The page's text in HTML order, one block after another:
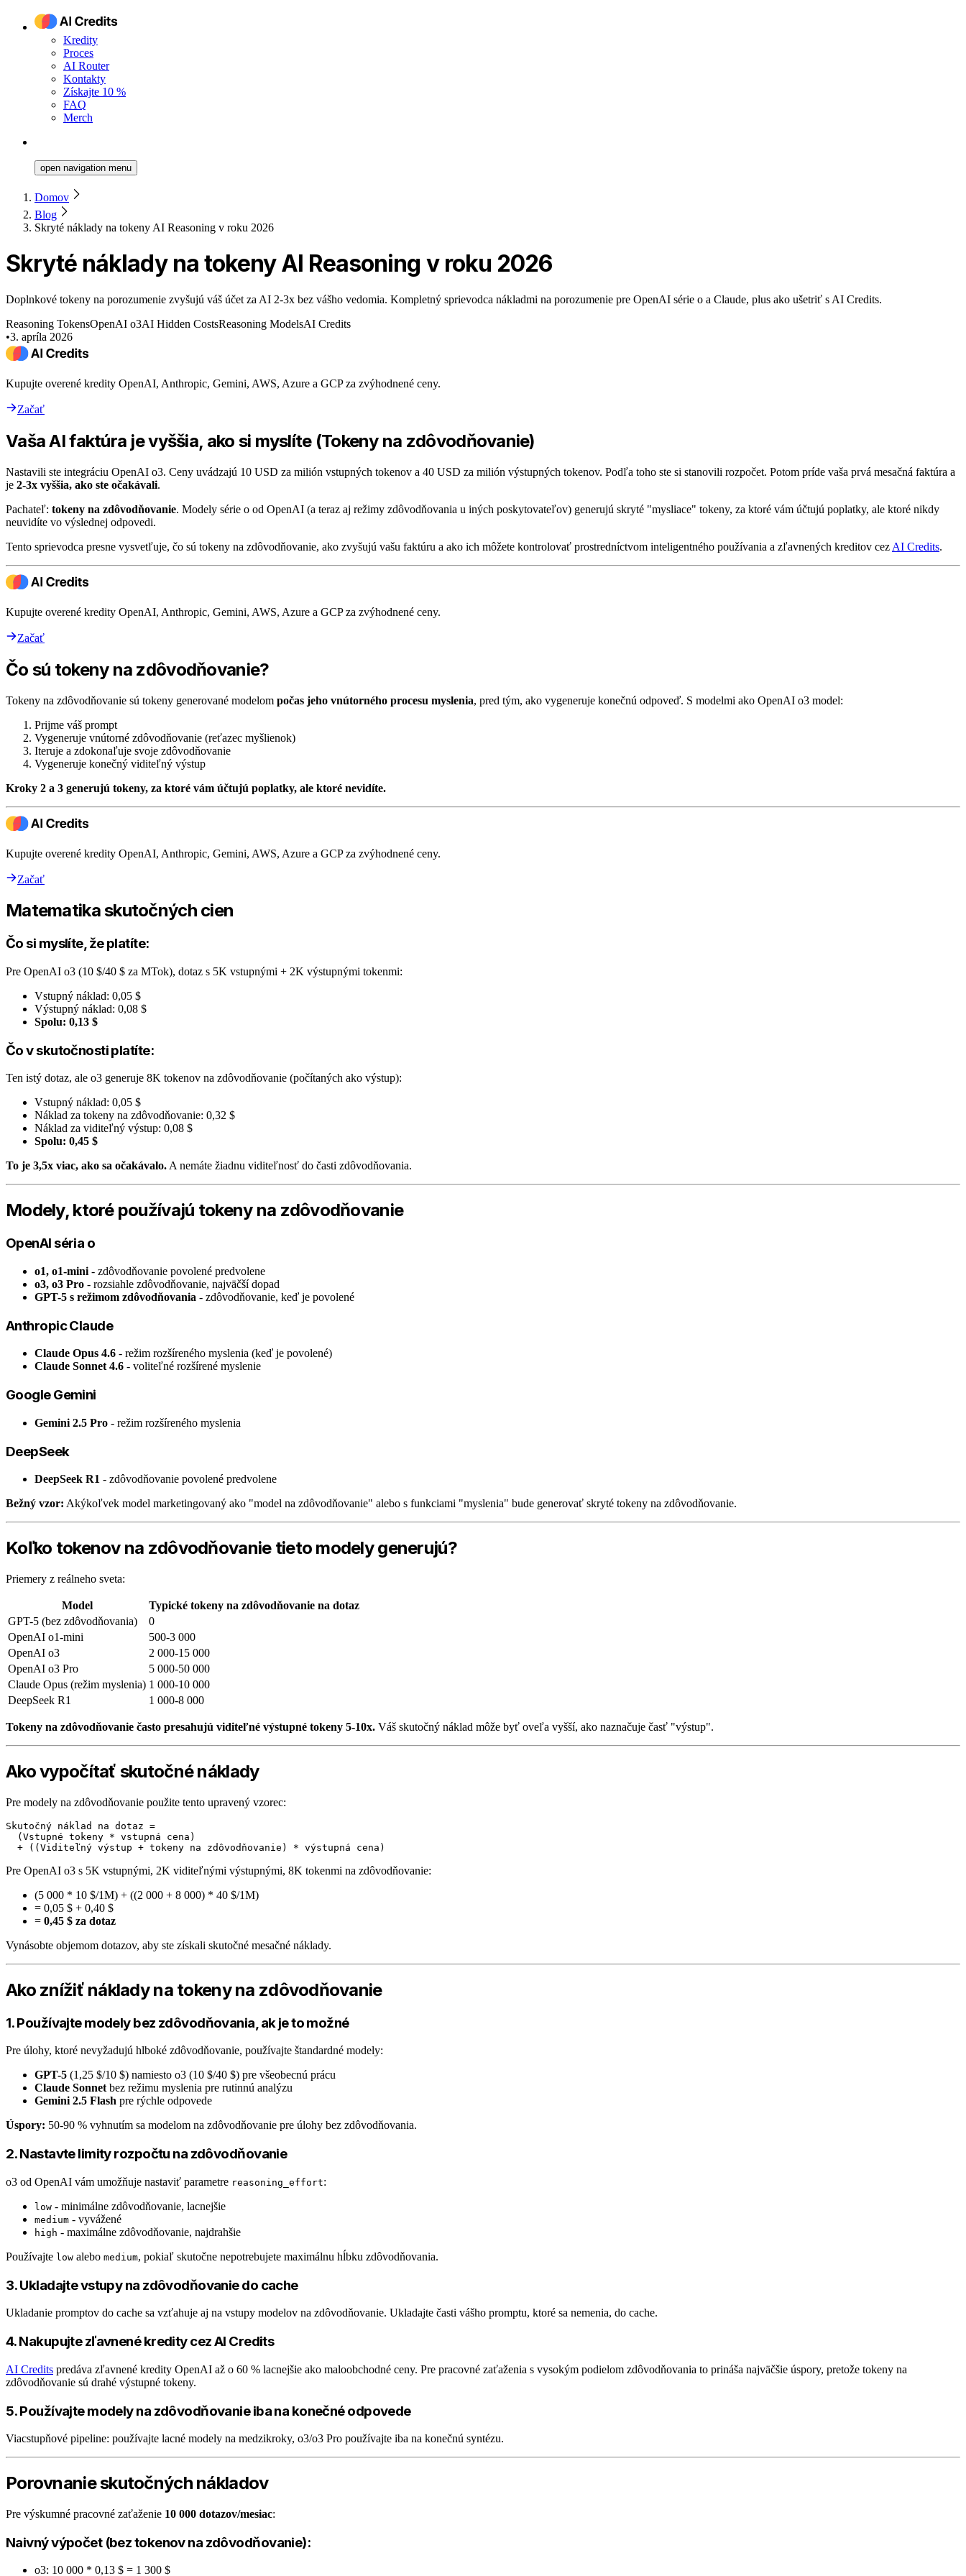
Kredity
Proces
AI Router
Kontakty
Získajte 10 %
FAQ
Merch
open navigation menu
Domov
Blog
Skryté náklady na tokeny AI Reasoning v roku 2026
Skryté náklady na tokeny AI Reasoning v roku 2026
Doplnkové tokeny na porozumenie zvyšujú váš účet za AI 2-3x bez vášho vedomia. Kompletný sprievodca nákladmi na porozumenie pre OpenAI série o a Claude, plus ako ušetriť s AI Credits.
Reasoning TokensOpenAI o3AI Hidden CostsReasoning ModelsAI Credits
•3. apríla 2026
Kupujte overené kredity OpenAI, Anthropic, Gemini, AWS, Azure a GCP za zvýhodnené ceny.
Začať
Vaša AI faktúra je vyššia, ako si myslíte (Tokeny na zdôvodňovanie)
Nastavili ste integráciu OpenAI o3. Ceny uvádzajú 10 USD za milión vstupných tokenov a 40 USD za milión výstupných tokenov. Podľa toho ste si stanovili rozpočet. Potom príde vaša prvá mesačná faktúra a
je 2-3x vyššia, ako ste očakávali.
Pachateľ: tokeny na zdôvodňovanie. Modely série o od OpenAI (a teraz aj režimy zdôvodňovania u iných poskytovateľov) generujú skryté "mysliace" tokeny, za ktoré vám účtujú poplatky, ale ktoré nikdy
neuvidíte vo výslednej odpovedi.
Tento sprievodca presne vysvetľuje, čo sú tokeny na zdôvodňovanie, ako zvyšujú vašu faktúru a ako ich môžete kontrolovať prostredníctvom inteligentného používania a zľavnených kreditov cez AI Credits.
Kupujte overené kredity OpenAI, Anthropic, Gemini, AWS, Azure a GCP za zvýhodnené ceny.
Začať
Čo sú tokeny na zdôvodňovanie?
Tokeny na zdôvodňovanie sú tokeny generované modelom počas jeho vnútorného procesu myslenia, pred tým, ako vygeneruje konečnú odpoveď. S modelmi ako OpenAI o3 model:
Prijme váš prompt
Vygeneruje vnútorné zdôvodňovanie (reťazec myšlienok)
Iteruje a zdokonaľuje svoje zdôvodňovanie
Vygeneruje konečný viditeľný výstup
Kroky 2 a 3 generujú tokeny, za ktoré vám účtujú poplatky, ale ktoré nevidíte.
Kupujte overené kredity OpenAI, Anthropic, Gemini, AWS, Azure a GCP za zvýhodnené ceny.
Začať
Matematika skutočných cien
Čo si myslíte, že platíte:
Pre OpenAI o3 (10 $/40 $ za MTok), dotaz s 5K vstupnými + 2K výstupnými tokenmi:
Vstupný náklad: 0,05 $
Výstupný náklad: 0,08 $
Spolu: 0,13 $
Čo v skutočnosti platíte:
Ten istý dotaz, ale o3 generuje 8K tokenov na zdôvodňovanie (počítaných ako výstup):
Vstupný náklad: 0,05 $
Náklad za tokeny na zdôvodňovanie: 0,32 $
Náklad za viditeľný výstup: 0,08 $
Spolu: 0,45 $
To je 3,5x viac, ako sa očakávalo.A nemáte žiadnu viditeľnosť do časti zdôvodňovania.
Modely, ktoré používajú tokeny na zdôvodňovanie
OpenAI séria o
o1, o1-mini - zdôvodňovanie povolené predvolene
o3, o3 Pro - rozsiahle zdôvodňovanie, najväčší dopad
GPT-5 s režimom zdôvodňovania - zdôvodňovanie, keď je povolené
Anthropic Claude
Claude Opus 4.6 - režim rozšíreného myslenia (keď je povolené)
Claude Sonnet 4.6 - voliteľné rozšírené myslenie
Google Gemini
Gemini 2.5 Pro - režim rozšíreného myslenia
DeepSeek
DeepSeek R1 - zdôvodňovanie povolené predvolene
Bežný vzor: Akýkoľvek model marketingovaný ako "model na zdôvodňovanie" alebo s funkciami "myslenia" bude generovať skryté tokeny na zdôvodňovanie.
Koľko tokenov na zdôvodňovanie tieto modely generujú?
Priemery z reálneho sveta:
Model
Typické tokeny na zdôvodňovanie na dotaz
GPT-5 (bez zdôvodňovania)
0
OpenAI o1-mini
500-3 000
OpenAI o3
2 000-15 000
OpenAI o3 Pro
5 000-50 000
Claude Opus (režim myslenia) 1 000-10 000
DeepSeek R1
1 000-8 000
Tokeny na zdôvodňovanie často presahujú viditeľné výstupné tokeny 5-10x. Váš skutočný náklad môže byť oveľa vyšší, ako naznačuje časť "výstup".
Ako vypočítať skutočné náklady
Pre modely na zdôvodňovanie použite tento upravený vzorec:
Skutočný náklad na dotaz =
  (Vstupné tokeny * vstupná cena)
Pre OpenAI o3 s 5K vstupnými, 2K viditeľnými výstupnými, 8K tokenmi na zdôvodňovanie:
(5 000 * 10 $/1M) + ((2 000 + 8 000) * 40 $/1M)
= 0,05 $ + 0,40 $
= 0,45 $ za dotaz
Vynásobte objemom dotazov, aby ste získali skutočné mesačné náklady.
Ako znížiť náklady na tokeny na zdôvodňovanie
1. Používajte modely bez zdôvodňovania, ak je to možné
Pre úlohy, ktoré nevyžadujú hlboké zdôvodňovanie, používajte štandardné modely:
GPT-5 (1,25 $/10 $) namiesto o3 (10 $/40 $) pre všeobecnú prácu
Claude Sonnetbez režimu myslenia pre rutinnú analýzu
Gemini 2.5 Flash pre rýchle odpovede
Úspory: 50-90 % vyhnutím sa modelom na zdôvodňovanie pre úlohy bez zdôvodňovania.
2. Nastavte limity rozpočtu na zdôvodňovanie
o3 od OpenAI vám umožňuje nastaviť parametre reasoning_effort:
low - minimálne zdôvodňovanie, lacnejšie
medium - vyvážené
high - maximálne zdôvodňovanie, najdrahšie
Používajte low alebo medium, pokiaľ skutočne nepotrebujete maximálnu hĺbku zdôvodňovania.
3. Ukladajte vstupy na zdôvodňovanie do cache
Ukladanie promptov do cache sa vzťahuje aj na vstupy modelov na zdôvodňovanie. Ukladajte časti vášho promptu, ktoré sa nemenia, do cache.
4. Nakupujte zľavnené kredity cez AI Credits
AI Credits predáva zľavnené kredity OpenAI až o 60 % lacnejšie ako maloobchodné ceny. Pre pracovné zaťaženia s vysokým podielom zdôvodňovania to prináša najväčšie úspory, pretože tokeny na
zdôvodňovanie sú drahé výstupné tokeny.
5. Používajte modely na zdôvodňovanie iba na konečné odpovede
Viacstupňové pipeline: používajte lacné modely na medzikroky, o3/o3 Pro používajte iba na konečnú syntézu.
Porovnanie skutočných nákladov
Pre výskumné pracovné zaťaženie 10 000 dotazov/mesiac:
Naivný výpočet (bez tokenov na zdôvodňovanie):
o3: 10 000 * 0,13 $ = 1 300 $